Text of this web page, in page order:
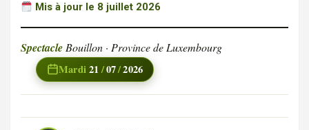
Mis à jour le 8 juillet 2026
Spectacle Bouillon · Province de Luxembourg
Mardi21/07/2026